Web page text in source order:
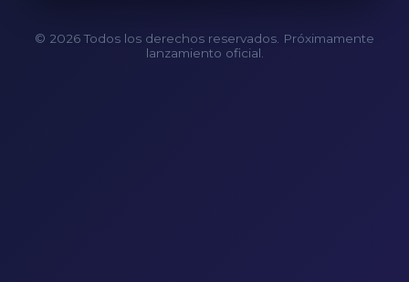
© 2026 Todos los derechos reservados. Próximamente
lanzamiento oficial.